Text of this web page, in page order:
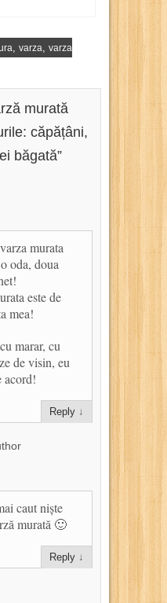
, varza, varza
murată
căpățâni,
băgată”
murata
oda, doua
este de
mea!
marar, cu
de visin, eu
acord!
Reply ↓
caut niște
murată 🙂
Reply ↓